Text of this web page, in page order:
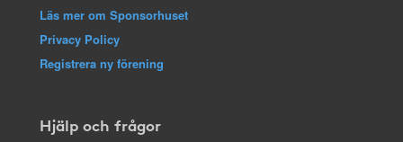
Läs mer om Sponsorhuset
Privacy Policy
Registrera ny förening
Hjälp och frågor